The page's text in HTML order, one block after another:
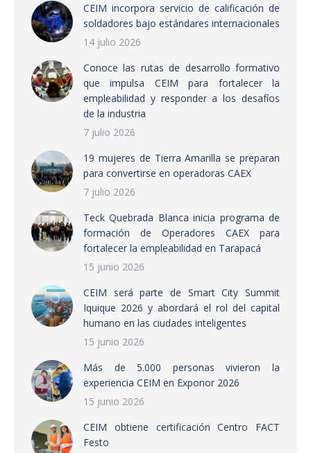
CEIM incorpora servicio de calificación de
soldadores bajo estándares internacionales
14 julio 2026
Conoce las rutas de desarrollo formativo
que impulsa CEIM para fortalecer la
empleabilidad y responder a los desafíos
de la industria
7 julio 2026
19 mujeres de Tierra Amarilla se preparan
para convertirse en operadoras CAEX
7 julio 2026
Teck Quebrada Blanca inicia programa de
formación de Operadores CAEX para
fortalecer la empleabilidad en Tarapacá
15 junio 2026
CEIM será parte de Smart City Summit
Iquique 2026 y abordará el rol del capital
humano en las ciudades inteligentes
15 junio 2026
Más de 5.000 personas vivieron la
experiencia CEIM en Exponor 2026
15 junio 2026
CEIM obtiene certificación Centro FACT
Festo